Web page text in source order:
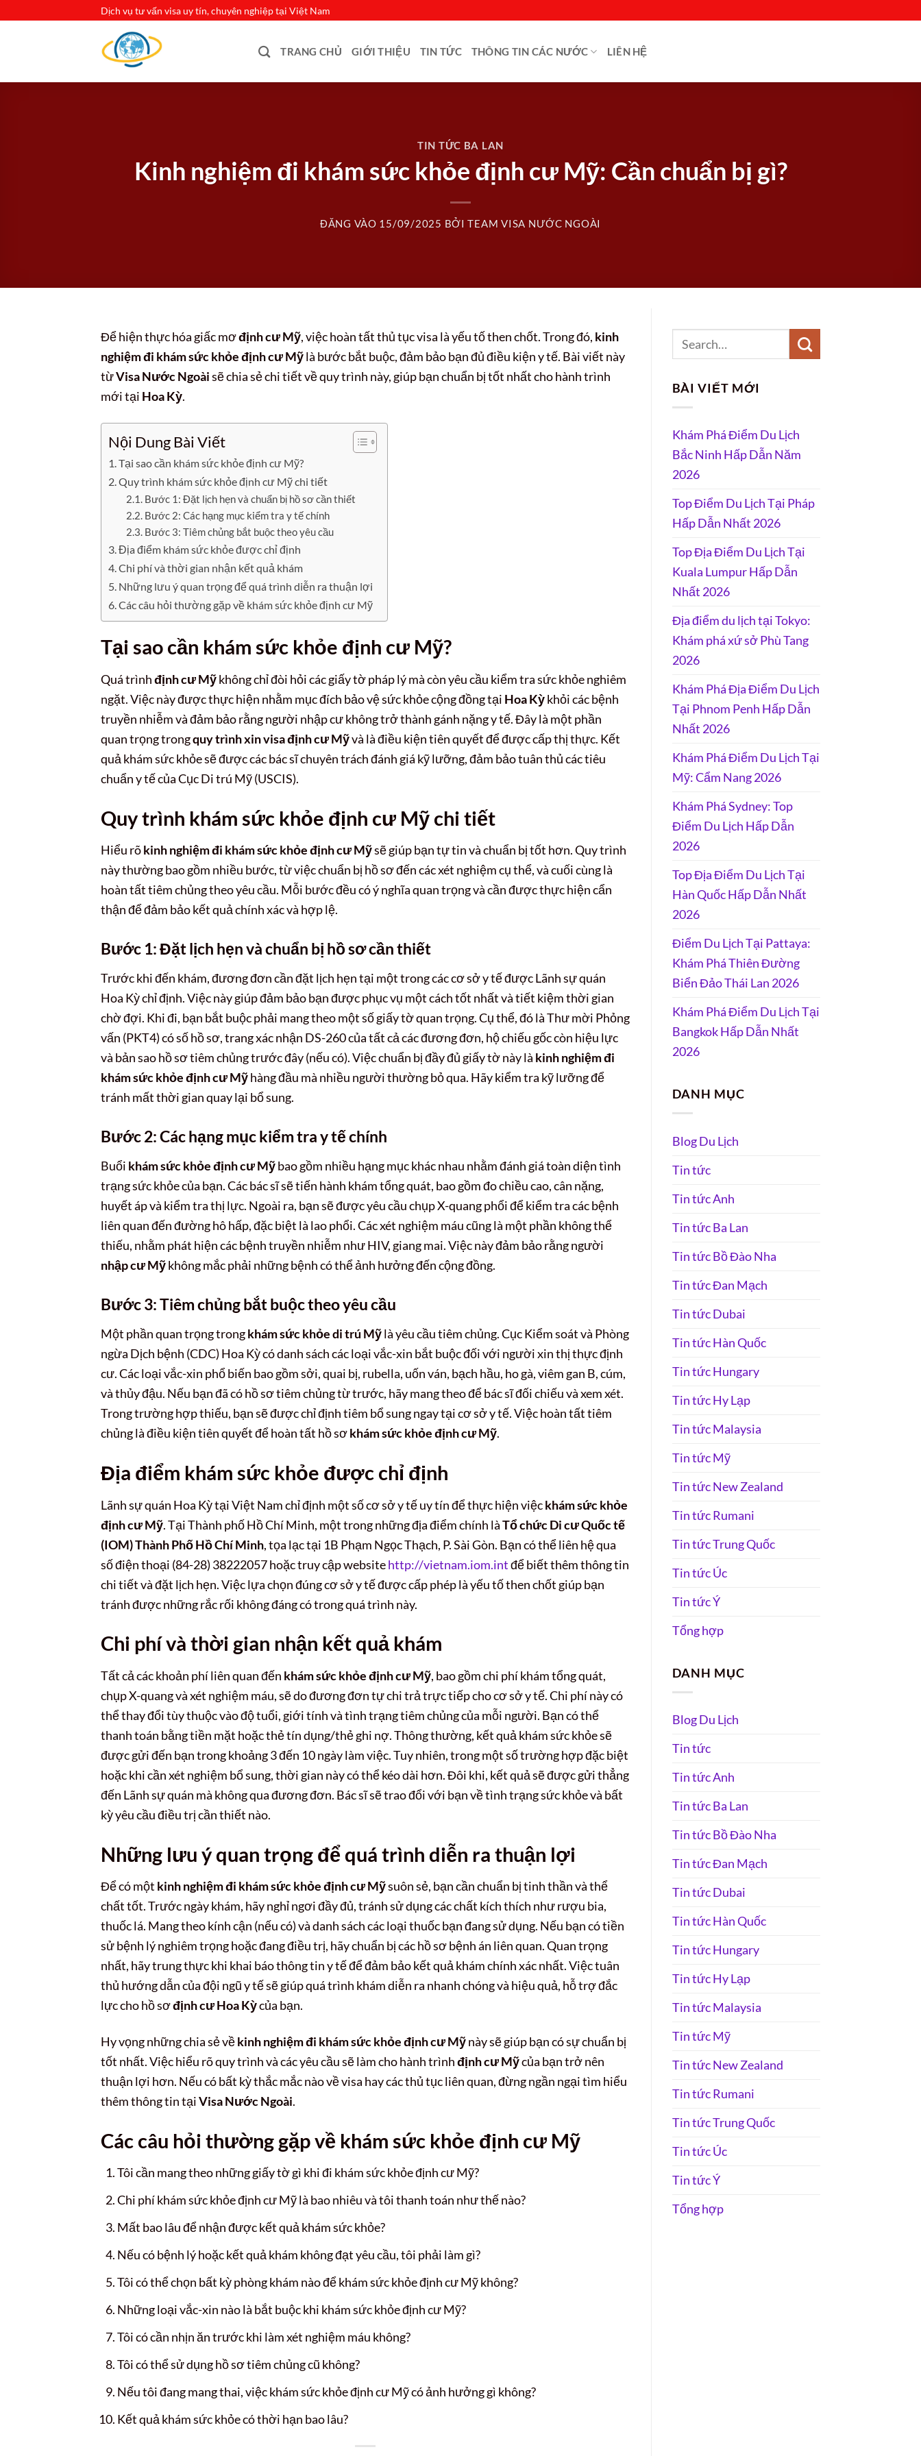
Dịch vụ tư vấn visa uy tín, chuyên nghiệp tại Việt Nam
TRANG CHỦ GIỚI THIỆU TIN TỨC THÔNG TIN CÁC NƯỚC LIÊN HỆ
TIN TỨC BA LAN
Kinh nghiệm đi khám sức khỏe định cư Mỹ: Cần chuẩn bị gì?
ĐĂNG VÀO 15/09/2025 BỞITEAM VISA NƯỚC NGOÀI
Để hiện thực hóa giấc mơđịnh cư Mỹ, việc hoàn tất thủ tục visa là yếu tố then chốt. Trong đó, kinh
nghiệm đi khám sức khỏe định cư Mỹlà bước bắt buộc, đảm bảo bạn đủ điều kiện y tế. Bài viết này
từVisa Nước Ngoàisẽ chia sẻ chi tiết về quy trình này, giúp bạn chuẩn bị tốt nhất cho hành trình
mới tại Hoa Kỳ.
Nội Dung Bài Viết
Tại sao cần khám sức khỏe định cư Mỹ?
Quy trình khám sức khỏe định cư Mỹ chi tiết
Bước 1: Đặt lịch hẹn và chuẩn bị hồ sơ cần thiết
Bước 2: Các hạng mục kiểm tra y tế chính
Bước 3: Tiêm chủng bắt buộc theo yêu cầu
Địa điểm khám sức khỏe được chỉ định
Chi phí và thời gian nhận kết quả khám
Những lưu ý quan trọng để quá trình diễn ra thuận lợi
Các câu hỏi thường gặp về khám sức khỏe định cư Mỹ
Tại sao cần khám sức khỏe định cư Mỹ?
Quá trìnhđịnh cư Mỹkhông chỉ đòi hỏi các giấy tờ pháp lý mà còn yêu cầu kiểm tra sức khỏe nghiêm
ngặt. Việc này được thực hiện nhằm mục đích bảo vệ sức khỏe cộng đồng tại Hoa Kỳkhỏi các bệnh
truyền nhiễm và đảm bảo rằng người nhập cư không trở thành gánh nặng y tế. Đây là một phần
quan trọng trongquy trình xin visa định cư Mỹvà là điều kiện tiên quyết để được cấp thị thực. Kết
quả khám sức khỏe sẽ được các bác sĩ chuyên trách đánh giá kỹ lưỡng, đảm bảo tuân thủ các tiêu
chuẩn y tế của Cục Di trú Mỹ (USCIS).
Quy trình khám sức khỏe định cư Mỹ chi tiết
Hiểu rõkinh nghiệm đi khám sức khỏe định cư Mỹsẽ giúp bạn tự tin và chuẩn bị tốt hơn. Quy trình
này thường bao gồm nhiều bước, từ việc chuẩn bị hồ sơ đến các xét nghiệm cụ thể, và cuối cùng là
hoàn tất tiêm chủng theo yêu cầu. Mỗi bước đều có ý nghĩa quan trọng và cần được thực hiện cẩn
thận để đảm bảo kết quả chính xác và hợp lệ.
Bước 1: Đặt lịch hẹn và chuẩn bị hồ sơ cần thiết
Trước khi đến khám, đương đơn cần đặt lịch hẹn tại một trong các cơ sở y tế được Lãnh sự quán
Hoa Kỳ chỉ định. Việc này giúp đảm bảo bạn được phục vụ một cách tốt nhất và tiết kiệm thời gian
chờ đợi. Khi đi, bạn bắt buộc phải mang theo một số giấy tờ quan trọng. Cụ thể, đó là Thư mời Phỏng
vấn (PKT4) có số hồ sơ, trang xác nhận DS-260 của tất cả các đương đơn, hộ chiếu gốc còn hiệu lực
và bản sao hồ sơ tiêm chủng trước đây (nếu có). Việc chuẩn bị đầy đủ giấy tờ này là kinh nghiệm đi
khám sức khỏe định cư Mỹhàng đầu mà nhiều người thường bỏ qua. Hãy kiểm tra kỹ lưỡng để
tránh mất thời gian quay lại bổ sung.
Bước 2: Các hạng mục kiểm tra y tế chính
Buổi khám sức khỏe định cư Mỹbao gồm nhiều hạng mục khác nhau nhằm đánh giá toàn diện tình
trạng sức khỏe của bạn. Các bác sĩ sẽ tiến hành khám tổng quát, bao gồm đo chiều cao, cân nặng,
huyết áp và kiểm tra thị lực. Ngoài ra, bạn sẽ được yêu cầu chụp X-quang phổi để kiểm tra các bệnh
liên quan đến đường hô hấp, đặc biệt là lao phổi. Các xét nghiệm máu cũng là một phần không thể
thiếu, nhằm phát hiện các bệnh truyền nhiễm như HIV, giang mai. Việc này đảm bảo rằng người
nhập cư Mỹkhông mắc phải những bệnh có thể ảnh hưởng đến cộng đồng.
Bước 3: Tiêm chủng bắt buộc theo yêu cầu
Một phần quan trọng trongkhám sức khỏe di trú Mỹlà yêu cầu tiêm chủng. Cục Kiểm soát và Phòng
ngừa Dịch bệnh (CDC) Hoa Kỳ có danh sách các loại vắc-xin bắt buộc đối với người xin thị thực định
cư. Các loại vắc-xin phổ biến bao gồm sởi, quai bị, rubella, uốn ván, bạch hầu, ho gà, viêm gan B, cúm,
và thủy đậu. Nếu bạn đã có hồ sơ tiêm chủng từ trước, hãy mang theo để bác sĩ đối chiếu và xem xét.
Trong trường hợp thiếu, bạn sẽ được chỉ định tiêm bổ sung ngay tại cơ sở y tế. Việc hoàn tất tiêm
chủng là điều kiện tiên quyết để hoàn tất hồ sơkhám sức khỏe định cư Mỹ.
Địa điểm khám sức khỏe được chỉ định
Lãnh sự quán Hoa Kỳ tại Việt Nam chỉ định một số cơ sở y tế uy tín để thực hiện việckhám sức khỏe
định cư Mỹ. Tại Thành phố Hồ Chí Minh, một trong những địa điểm chính làTổ chức Di cư Quốc tế
(IOM) Thành Phố Hồ Chí Minh, tọa lạc tại 1B Phạm Ngọc Thạch, P. Sài Gòn. Bạn có thể liên hệ qua
số điện thoại (84-28) 38222057 hoặc truy cập websitehttp://vietnam.iom.intđể biết thêm thông tin
chi tiết và đặt lịch hẹn. Việc lựa chọn đúng cơ sở y tế được cấp phép là yếu tố then chốt giúp bạn
tránh được những rắc rối không đáng có trong quá trình này.
Chi phí và thời gian nhận kết quả khám
Tất cả các khoản phí liên quan đến khám sức khỏe định cư Mỹ, bao gồm chi phí khám tổng quát,
chụp X-quang và xét nghiệm máu, sẽ do đương đơn tự chi trả trực tiếp cho cơ sở y tế. Chi phí này có
thể thay đổi tùy thuộc vào độ tuổi, giới tính và tình trạng tiêm chủng của mỗi người. Bạn có thể
thanh toán bằng tiền mặt hoặc thẻ tín dụng/thẻ ghi nợ. Thông thường, kết quả khám sức khỏe sẽ
được gửi đến bạn trong khoảng 3 đến 10 ngày làm việc. Tuy nhiên, trong một số trường hợp đặc biệt
hoặc khi cần xét nghiệm bổ sung, thời gian này có thể kéo dài hơn. Đôi khi, kết quả sẽ được gửi thẳng
đến Lãnh sự quán mà không qua đương đơn. Bác sĩ sẽ trao đổi với bạn về tình trạng sức khỏe và bất
kỳ yêu cầu điều trị cần thiết nào.
Những lưu ý quan trọng để quá trình diễn ra thuận lợi
Để có một kinh nghiệm đi khám sức khỏe định cư Mỹsuôn sẻ, bạn cần chuẩn bị tinh thần và thể
chất tốt. Trước ngày khám, hãy nghỉ ngơi đầy đủ, tránh sử dụng các chất kích thích như rượu bia,
thuốc lá. Mang theo kính cận (nếu có) và danh sách các loại thuốc bạn đang sử dụng. Nếu bạn có tiền
sử bệnh lý nghiêm trọng hoặc đang điều trị, hãy chuẩn bị các hồ sơ bệnh án liên quan. Quan trọng
nhất, hãy trung thực khi khai báo thông tin y tế để đảm bảo kết quả khám chính xác nhất. Việc tuân
thủ hướng dẫn của đội ngũ y tế sẽ giúp quá trình khám diễn ra nhanh chóng và hiệu quả, hỗ trợ đắc
lực cho hồ sơđịnh cư Hoa Kỳcủa bạn.
Hy vọng những chia sẻ vềkinh nghiệm đi khám sức khỏe định cư Mỹnày sẽ giúp bạn có sự chuẩn bị
tốt nhất. Việc hiểu rõ quy trình và các yêu cầu sẽ làm cho hành trìnhđịnh cư Mỹcủa bạn trở nên
thuận lợi hơn. Nếu có bất kỳ thắc mắc nào về visa hay các thủ tục liên quan, đừng ngần ngại tìm hiểu
thêm thông tin tạiVisa Nước Ngoài.
Các câu hỏi thường gặp về khám sức khỏe định cư Mỹ
Tôi cần mang theo những giấy tờ gì khi đi khám sức khỏe định cư Mỹ?
Chi phí khám sức khỏe định cư Mỹ là bao nhiêu và tôi thanh toán như thế nào?
Mất bao lâu để nhận được kết quả khám sức khỏe?
Nếu có bệnh lý hoặc kết quả khám không đạt yêu cầu, tôi phải làm gì?
Tôi có thể chọn bất kỳ phòng khám nào để khám sức khỏe định cư Mỹ không?
Những loại vắc-xin nào là bắt buộc khi khám sức khỏe định cư Mỹ?
Tôi có cần nhịn ăn trước khi làm xét nghiệm máu không?
Tôi có thể sử dụng hồ sơ tiêm chủng cũ không?
Nếu tôi đang mang thai, việc khám sức khỏe định cư Mỹ có ảnh hưởng gì không?
Kết quả khám sức khỏe có thời hạn bao lâu?
BÀI VIẾT MỚI
Khám Phá Điểm Du Lịch
Bắc Ninh Hấp Dẫn Năm
2026
Top Điểm Du Lịch Tại Pháp
Hấp Dẫn Nhất 2026
Top Địa Điểm Du Lịch Tại
Kuala Lumpur Hấp Dẫn
Nhất 2026
Địa điểm du lịch tại Tokyo:
Khám phá xứ sở Phù Tang
2026
Khám Phá Địa Điểm Du Lịch
Tại Phnom Penh Hấp Dẫn
Nhất 2026
Khám Phá Điểm Du Lịch Tại
Mỹ: Cẩm Nang 2026
Khám Phá Sydney: Top
Điểm Du Lịch Hấp Dẫn
2026
Top Địa Điểm Du Lịch Tại
Hàn Quốc Hấp Dẫn Nhất
2026
Điểm Du Lịch Tại Pattaya:
Khám Phá Thiên Đường
Biển Đảo Thái Lan 2026
Khám Phá Điểm Du Lịch Tại
Bangkok Hấp Dẫn Nhất
2026
DANH MỤC
Blog Du Lịch
Tin tức
Tin tức Anh
Tin tức Ba Lan
Tin tức Bồ Đào Nha
Tin tức Đan Mạch
Tin tức Dubai
Tin tức Hàn Quốc
Tin tức Hungary
Tin tức Hy Lạp
Tin tức Malaysia
Tin tức Mỹ
Tin tức New Zealand
Tin tức Rumani
Tin tức Trung Quốc
Tin tức Úc
Tin tức Ý
Tổng hợp
DANH MỤC
Blog Du Lịch
Tin tức
Tin tức Anh
Tin tức Ba Lan
Tin tức Bồ Đào Nha
Tin tức Đan Mạch
Tin tức Dubai
Tin tức Hàn Quốc
Tin tức Hungary
Tin tức Hy Lạp
Tin tức Malaysia
Tin tức Mỹ
Tin tức New Zealand
Tin tức Rumani
Tin tức Trung Quốc
Tin tức Úc
Tin tức Ý
Tổng hợp